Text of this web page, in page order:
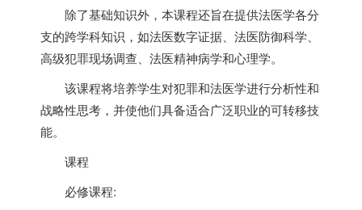
除了基础知识外，本课程还旨在提供法医学各分
支的跨学科知识，如法医数字证据、法医防御科学、
高级犯罪现场调查、法医精神病学和心理学。
该课程将培养学生对犯罪和法医学进行分析性和
战略性思考，并使他们具备适合广泛职业的可转移技
能。
课程
必修课程: